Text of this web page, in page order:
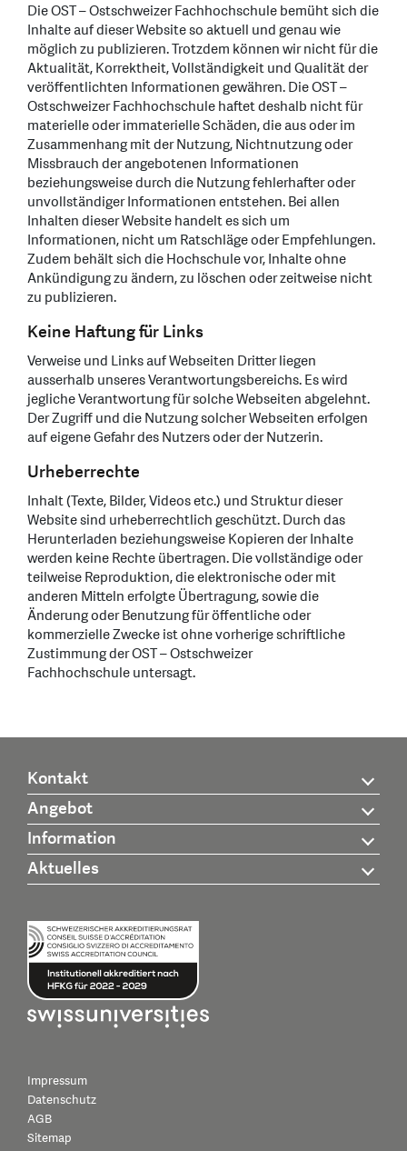
Die OST – Ostschweizer Fachhochschule bemüht sich die
Inhalte auf dieser Website so aktuell und genau wie
möglich zu publizieren. Trotzdem können wir nicht für die
Aktualität, Korrektheit, Vollständigkeit und Qualität der
veröffentlichten Informationen gewähren. Die OST –
Ostschweizer Fachhochschule haftet deshalb nicht für
materielle oder immaterielle Schäden, die aus oder im
Zusammenhang mit der Nutzung, Nichtnutzung oder
Missbrauch der angebotenen Informationen
beziehungsweise durch die Nutzung fehlerhafter oder
unvollständiger Informationen entstehen. Bei allen
Inhalten dieser Website handelt es sich um
Informationen, nicht um Ratschläge oder Empfehlungen.
Zudem behält sich die Hochschule vor, Inhalte ohne
Ankündigung zu ändern, zu löschen oder zeitweise nicht
zu publizieren.
Keine Haftung für Links
Verweise und Links auf Webseiten Dritter liegen
ausserhalb unseres Verantwortungsbereichs. Es wird
jegliche Verantwortung für solche Webseiten abgelehnt.
Der Zugriff und die Nutzung solcher Webseiten erfolgen
auf eigene Gefahr des Nutzers oder der Nutzerin.
Urheberrechte
Inhalt (Texte, Bilder, Videos etc.) und Struktur dieser
Website sind urheberrechtlich geschützt. Durch das
Herunterladen beziehungsweise Kopieren der Inhalte
werden keine Rechte übertragen. Die vollständige oder
teilweise Reproduktion, die elektronische oder mit
anderen Mitteln erfolgte Übertragung, sowie die
Änderung oder Benutzung für öffentliche oder
kommerzielle Zwecke ist ohne vorherige schriftliche
Zustimmung der OST – Ostschweizer
Fachhochschule untersagt.
Kontakt
Angebot
Information
Aktuelles
Impressum
Datenschutz
AGB
Sitemap